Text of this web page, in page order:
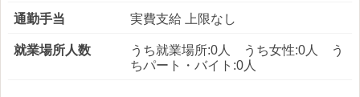
通勤手当 実費支給 上限なし
就業場所人数
うち就業場所:0人 うち女性:0人 う
ちパート・バイト:0人